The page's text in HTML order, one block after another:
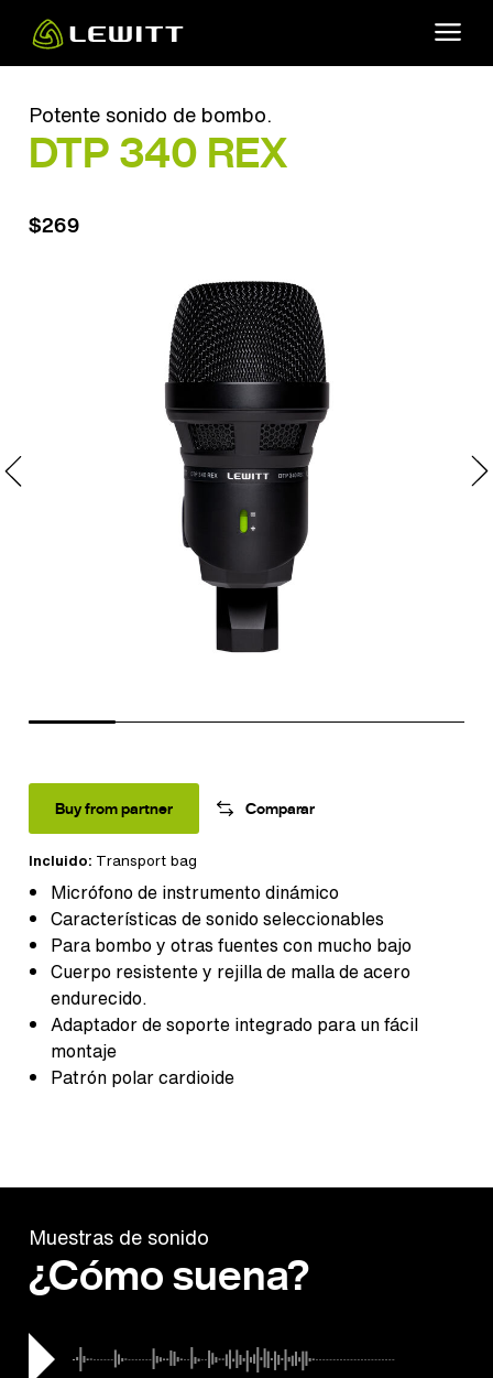
main
Potente sonido de bombo.
DTP 340 REX
Micrófono de instrumento dinámico
Características de sonido seleccionables
Para bombo y otras fuentes con mucho bajo
Cuerpo resistente y rejilla de malla de acero
endurecido.
Adaptador de soporte integrado para un fácil
montaje
Patrón polar cardioide
Incluido: Transport bag
$269
Buy from partner Comparar
Muestras de sonido
¿Cómo suena?